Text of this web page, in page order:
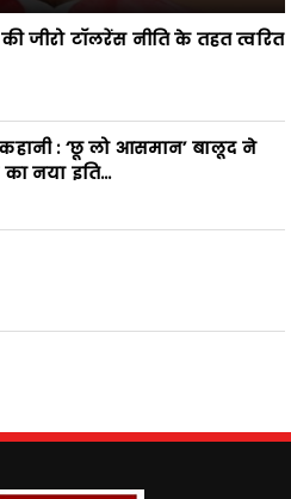
जीरो टॉलरेंस नीति के तहत त्वरित
: ‘छू लो आसमान’ बालूद ने
नया इति...